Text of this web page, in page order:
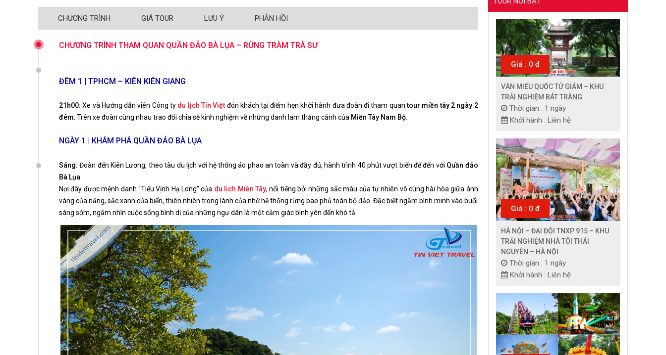
CHƯƠNG TRÌNH GIÁ TOUR LƯU Ý PHẢN HỒI
CHƯƠNG TRÌNH THAM QUAN QUẦN ĐẢO BÀ LỤA – RỪNG TRÀM TRÀ SƯ
ĐÊM 1 | TPHCM – KIÊN KIÊN GIANG
21h00: Xe và Hướng dẫn viên Công ty du lịch Tín Việt đón khách tại điểm hẹn khởi hành đưa đoàn đi tham quantour miền tây 2 ngày 2
đêm. Trên xe đoàn cùng nhau trao đổi chia sẽ kinh nghiệm về những danh lam thắng cảnh của Miền Tây Nam Bộ.
NGÀY 1 | KHÁM PHÁ QUẦN ĐẢO BÀ LỤA
Sáng: Đoàn đến Kiên Lương, theo tàu du lịch với hệ thống áo phao an toàn và đầy đủ, hành trình 40 phút vượt biển để đến với Quần đảo
Bà Lụa.
Nơi đây được mệnh danh "Tiểu Vịnh Hạ Long" của du lịch Miền Tây, nổi tiếng bởi những sắc màu của tự nhiên vô cùng hài hòa giữa ánh
vàng của nắng, sắc xanh của biển, thiên nhiên trong lành của nhờ hệ thống rừng bao phủ toàn bộ đảo. Đặc biệt ngắm bình minh vào buổi
sáng sớm, ngắm nhìn cuộc sống bình dị của những ngư dân là một cảm giác bình yên đến khó tả.
Giá : 0 đ
VĂN MIẾU QUỐC TỬ GIÁM – KHU
TRẢI NGHIỆM BÁT TRÀNG
Thời gian : 1 ngày
Khởi hành : Liên hệ
Giá : 0 đ
HÀ NỘI – ĐẠI ĐỘI TNXP 915 – KHU
TRẢI NGHIỆM NHÀ TÔI THÁI
NGUYÊN – HÀ NỘI
Thời gian : 1 ngày
Khởi hành : Liên hệ